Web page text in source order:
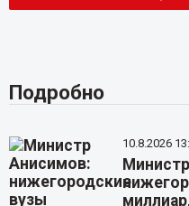
Подробно
10.8.2026